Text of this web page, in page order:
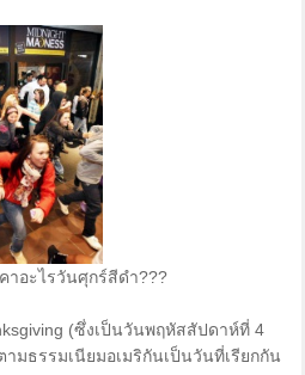
าอะไรวันศุกร์สีดำ???
(ซึ่งเป็นวันพฤหัสสัปดาห์ที่ 4
มธรรมเนียมอเมริกันเป็นวันที่เรียกกัน